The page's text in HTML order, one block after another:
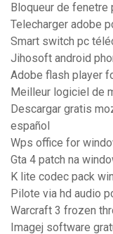
Bloqueur de fenetre
Telecharger adobe
Smart switch pc
Jihosoft android
Adobe flash player
Meilleur logiciel de
Descargar gratis
español
Wps office for
Gta 4 patch na
K lite codec pack
Pilote via hd audio
Warcraft 3 frozen
Imagej software